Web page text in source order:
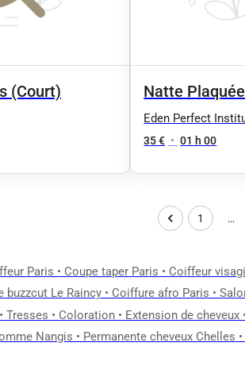
(Court) Natte
Eden Perfect
35 € • 01 h 00
1 …
Paris • Coupe taper Paris • Coiffeur
buzzcut Le Raincy • Coiffure afro Paris •
• Tresses • Coloration • Extension de cheveux •
Nangis • Permanente cheveux Chelles •